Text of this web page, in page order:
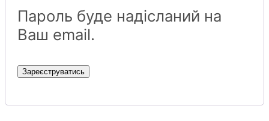
Пароль буде надісланий на
Ваш email.
Зареєструватись